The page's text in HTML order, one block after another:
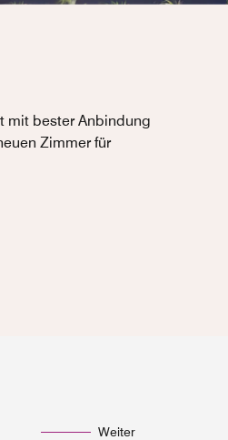
mit bester Anbindung
Zimmer für
Weiter